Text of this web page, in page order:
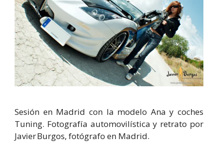
Sesión en Madrid con la modelo Ana y coches
Tuning. Fotografía automovilística y retrato por
Javier Burgos, fotógrafo en Madrid.